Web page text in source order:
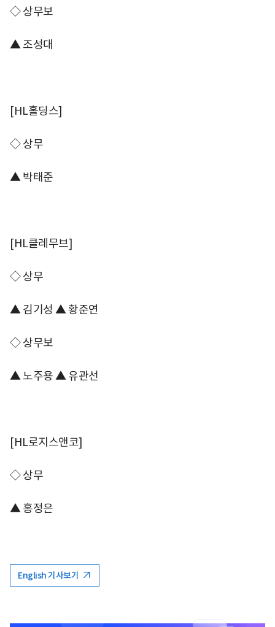
◇ 상무보
▲ 조성대
[HL홀딩스]
◇ 상무
▲ 박태준
[HL클레무브]
◇ 상무
▲ 김기성 ▲ 황준연
◇ 상무보
▲ 노주용 ▲ 유관선
[HL로지스앤코]
◇ 상무
▲ 홍정은
English 기사보기